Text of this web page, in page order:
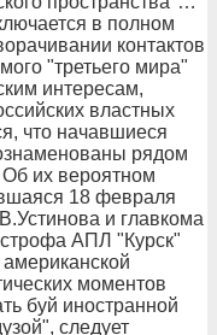
в полном
контактов
"третьего мира"
интересам,
властных
что начавшиеся
рядом
их вероятном
18 февраля
и главкома
АПЛ "Курск"
моментов
буй иностранной
следует